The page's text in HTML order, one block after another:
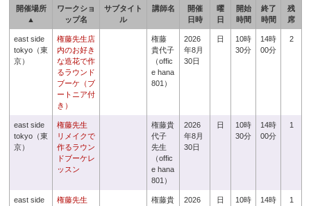
開催場所
▲
ワークショ
ップ名
サブタイト
ル
講師名
開催
日時
曜
日
開始
時間
終了
時間
残
席
east side
tokyo（東
京）
権藤先生店
内のお好き
な造花で作
るラウンド
ブーケ（ブ
ートニア付
き）
権藤
貴代子
（offic
e hana
801）
2026
年8月
30日
日
10時
30分
14時
00分
2
east side
tokyo（東
京）
権藤先生
リメイクで
作るラウン
ドブーケレ
ッスン
権藤貴
代子
先生
（offic
e hana
801）
2026
年8月
30日
日
10時
30分
14時
00分
1
east side
権藤先生
権藤貴
2026
日
10時
14時
1